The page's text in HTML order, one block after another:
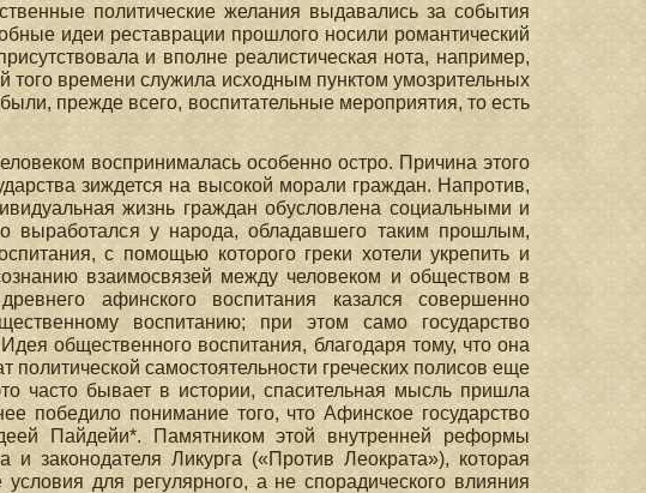
политические желания выдавались за события
идеи реставрации прошлого носили романтический
и вполне реалистическая нота, например,
того времени служила исходным пунктом умозрительных
прежде всего, воспитательные мероприятия, то есть
воспринималась особенно остро. Причина этого
зиждется на высокой морали граждан. Напротив,
жизнь граждан обусловлена социальными и
выработался у народа, обладавшего таким прошлым,
с помощью которого греки хотели укрепить и
взаимосвязей между человеком и обществом в
афинского воспитания казался совершенно
воспитанию; при этом само государство
общественного воспитания, благодаря тому, что она
самостоятельности греческих полисов еще
часто бывает в истории, спасительная мысль пришла
победило понимание того, что Афинское государство
Пайдейи*. Памятником этой внутренней реформы
и законодателя Ликурга («Против Леократа»), которая
для регулярного, а не спорадического влияния